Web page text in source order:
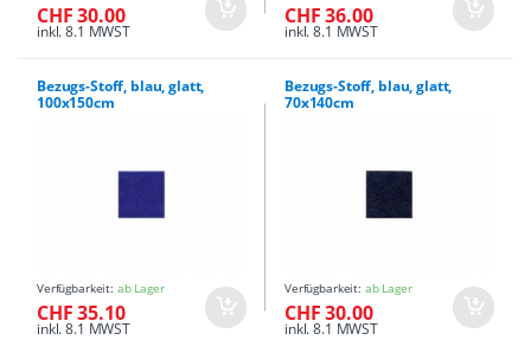
CHF 30.00
inkl. 8.1 MWST
CHF 36.00
inkl. 8.1 MWST
Bezugs-Stoff, blau, glatt,
100x150cm
Verfügbarkeit: ab Lager
CHF 35.10
inkl. 8.1 MWST
Bezugs-Stoff, blau, glatt,
70x140cm
Verfügbarkeit: ab Lager
CHF 30.00
inkl. 8.1 MWST